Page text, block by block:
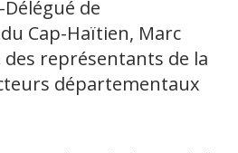
de
Cap-Haïtien, Marc
représentants de la
départementaux